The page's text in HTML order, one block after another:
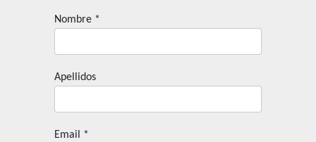
Nombre *
Apellidos
Email *